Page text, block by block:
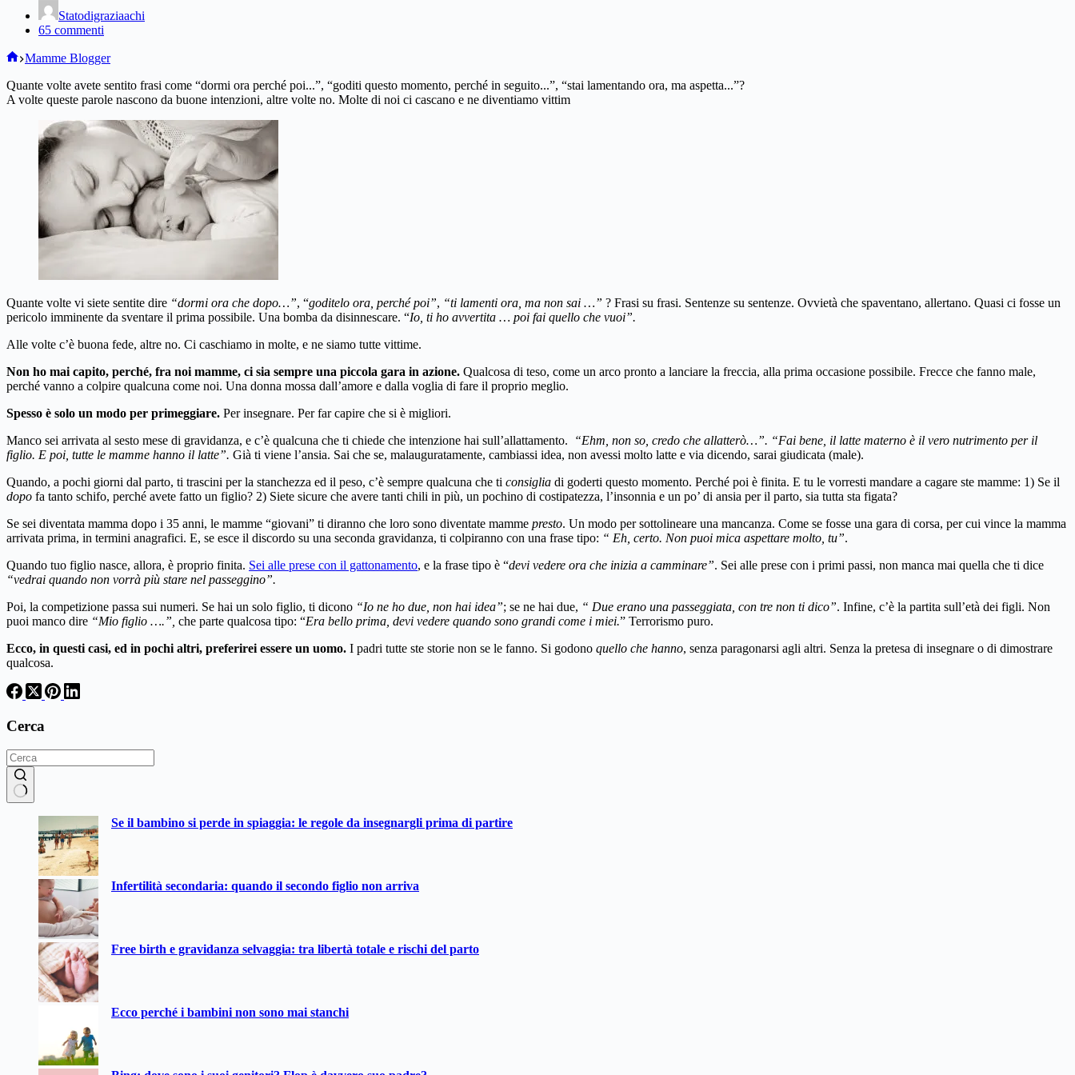
Statodigraziaachi
65 commenti
Home
Mamme Blogger
Quante volte avete sentito frasi come “dormi ora perché poi...”, “goditi questo momento, perché in seguito...”, “stai lamentando ora, ma aspetta...”?
A volte queste parole nascono da buone intenzioni, altre volte no. Molte di noi ci cascano e ne diventiamo vittim
Quante volte vi siete sentite dire “dormi ora che dopo…”, “goditelo ora, perché poi”, “ti lamenti ora, ma non sai …” ? Frasi su frasi. Sentenze su sentenze. Ovvietà che spaventano, allertano. Quasi ci fosse un
pericolo imminente da sventare il prima possibile. Una bomba da disinnescare. “Io, ti ho avvertita … poi fai quello che vuoi”.
Alle volte c’è buona fede, altre no. Ci caschiamo in molte, e ne siamo tutte vittime.
Non ho mai capito, perché, fra noi mamme, ci sia sempre una piccola gara in azione. Qualcosa di teso, come un arco pronto a lanciare la freccia, alla prima occasione possibile. Frecce che fanno male,
perché vanno a colpire qualcuna come noi. Una donna mossa dall’amore e dalla voglia di fare il proprio meglio.
Spesso è solo un modo per primeggiare. Per insegnare. Per far capire che si è migliori.
Manco sei arrivata al sesto mese di gravidanza, e c’è qualcuna che ti chiede che intenzione hai sull’allattamento.
“Ehm, non so, credo che allatterò…”. “Fai bene, il latte materno è il vero nutrimento per il
figlio. E poi, tutte le mamme hanno il latte”. Già ti viene l’ansia. Sai che se, malauguratamente, cambiassi idea, non avessi molto latte e via dicendo, sarai giudicata (male).
Quando, a pochi giorni dal parto, ti trascini per la stanchezza ed il peso, c’è sempre qualcuna che ti consiglia di goderti questo momento. Perché poi è finita. E tu le vorresti mandare a cagare ste mamme: 1) Se il
dopo fa tanto schifo, perché avete fatto un figlio? 2) Siete sicure che avere tanti chili in più, un pochino di costipatezza, l’insonnia e un po’ di ansia per il parto, sia tutta sta figata?
Se sei diventata mamma dopo i 35 anni, le mamme “giovani” ti diranno che loro sono diventate mamme presto. Un modo per sottolineare una mancanza. Come se fosse una gara di corsa, per cui vince la mamma
arrivata prima, in termini anagrafici. E, se esce il discordo su una seconda gravidanza, ti colpiranno con una frase tipo: “ Eh, certo. Non puoi mica aspettare molto, tu”.
Quando tuo figlio nasce, allora, è proprio finita. Sei alle prese con il gattonamento, e la frase tipo è “devi vedere ora che inizia a camminare”. Sei alle prese con i primi passi, non manca mai quella che ti dice
“vedrai quando non vorrà più stare nel passeggino”.
Poi, la competizione passa sui numeri. Se hai un solo figlio, ti dicono “Io ne ho due, non hai idea”; se ne hai due, “ Due erano una passeggiata, con tre non ti dico”. Infine, c’è la partita sull’età dei figli. Non
puoi manco dire “Mio figlio ….”, che parte qualcosa tipo: “Era bello prima, devi vedere quando sono grandi come i miei.” Terrorismo puro.
Ecco, in questi casi, ed in pochi altri, preferirei essere un uomo. I padri tutte ste storie non se le fanno. Si godono quello che hanno, senza paragonarsi agli altri. Senza la pretesa di insegnare o di dimostrare
qualcosa.
Cerca
Se il bambino si perde in spiaggia: le regole da insegnargli prima di partire
Infertilità secondaria: quando il secondo figlio non arriva
Free birth e gravidanza selvaggia: tra libertà totale e rischi del parto
Ecco perché i bambini non sono mai stanchi